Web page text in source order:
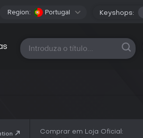
Region: Portugal Keyshops:
Todas as plataformas
Comprar em Loja Oficial: